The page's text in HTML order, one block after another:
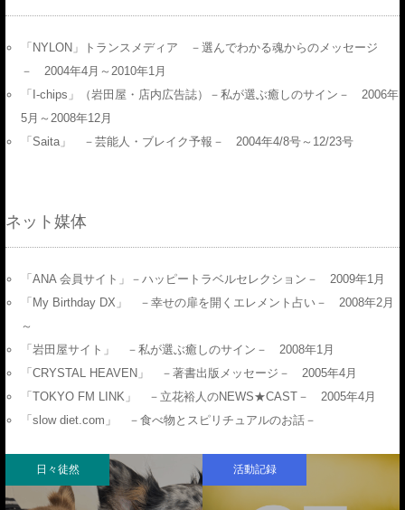
「NYLON」トランスメディア －選んでわかる魂からのメッセージ
－ 2004年4月～2010年1月
「I-chips」（岩田屋・店内広告誌）－私が選ぶ癒しのサイン－ 2006年
5月～2008年12月
「Saita」 －芸能人・ブレイク予報－ 2004年4/8号～12/23号
ネット媒体
「ANA 会員サイト」－ハッピートラベルセレクション－ 2009年1月
「My Birthday DX」 －幸せの扉を開くエレメント占い－ 2008年2月
～
「岩田屋サイト」 －私が選ぶ癒しのサイン－ 2008年1月
「CRYSTAL HEAVEN」 －著書出版メッセージ－ 2005年4月
「TOKYO FM LINK」 －立花裕人のNEWS★CAST－ 2005年4月
「slow diet.com」 －食べ物とスピリチュアルのお話－
日々徒然 活動記録